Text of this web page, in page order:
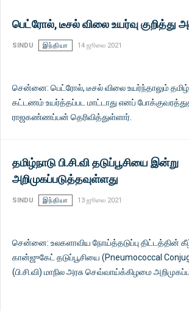
பெட்ரோல், டீசல் விலை உயர்வு குறித்து
SINDU இந்தியா 14 ஜூலை 2021
சென்னை: பெட்ரோல், டீசல் விலை உயர்ந்தாலும்
கட்டணம் உயர்த்தப்பட மாட்டாது எனப்
ராஜகண்ணப்பன் தெரிவித்துள்ளார்.
தமிழ்நாடு பி.சி.வி தடுப்பூசியை இன்று
அறிமுகப்படுத்தவுள்ளது
SINDU இந்தியா 13 ஜூலை 2021
சென்னை: உலகளாவிய நோய்த்தடுப்பு திட்டத்தின்
கான்ஜுகேட் தடுப்பூசியை (Pneumococcal
(பி.சி.வி) மாநில அரசு செவ்வாய்க்கிழமை